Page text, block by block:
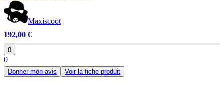
Maxiscoot
192,00 €
0
0
Donner mon avis Voir la fiche produit